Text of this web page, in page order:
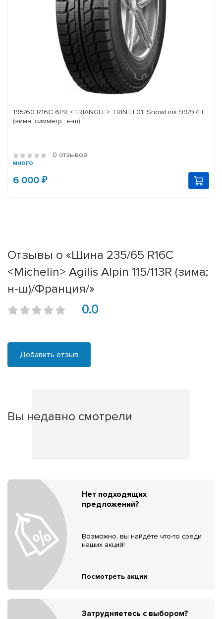
195/60 R16C 6PR <TRIANGLE> TRIN LL01, SnowLink 99/97H
(зима; симметр.; н-ш)
0 отзывов
много
6 000 ₽
Отзывы о «Шина 235/65 R16C
<Michelin> Agilis Alpin 115/113R (зима;
н-ш)/Франция/»
0.0
Добавить отзыв
Вы недавно смотрели
Нет подходящих
предложений?
Возможно, вы найдёте что-то среди
наших акций!
Посмотреть акции
Затрудняетесь с выбором?